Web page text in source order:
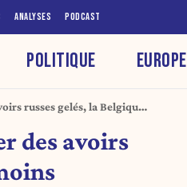
ANALYSES PODCAST
POLITIQUE EUROPE
russes gelés, la Belgique
des avoirs